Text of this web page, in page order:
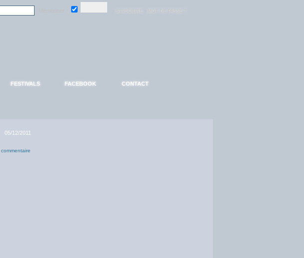
FESTIVALS FACEBOOK CONTACT
05/12/2011